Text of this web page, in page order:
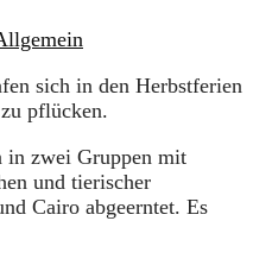
sich in den Herbstferien
pflücken.
in zwei Gruppen mit
und tierischer
Cairo abgeerntet. Es